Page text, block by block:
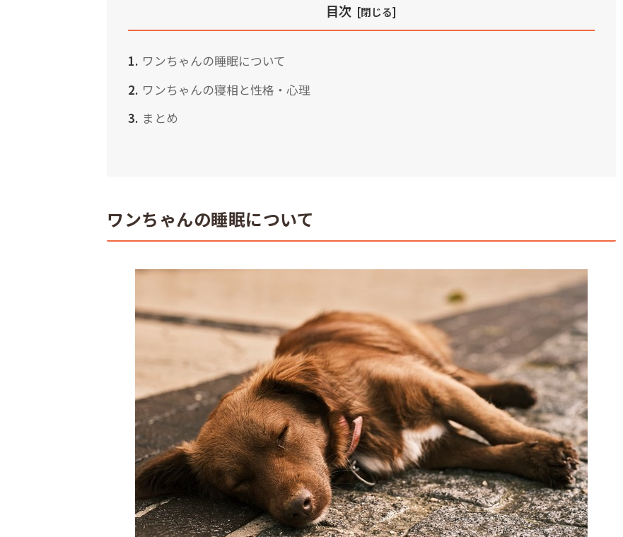
目次
ワンちゃんの睡眠について
ワンちゃんの寝相と性格・心理
まとめ
ワンちゃんの睡眠について